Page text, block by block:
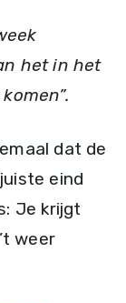
het in het
dat de
eind
Je krijgt
weer